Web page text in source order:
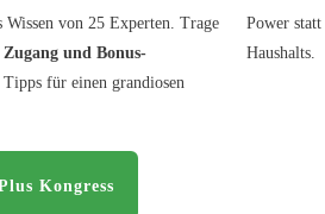
von 25 Experten. Trage
und Bonus-
Tipps für einen grandiosen
Kongress
Power
Haushalts.